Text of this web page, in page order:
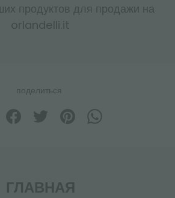
продуктов для продажи на
orlandelli.it
поделиться
ГЛАВНАЯ